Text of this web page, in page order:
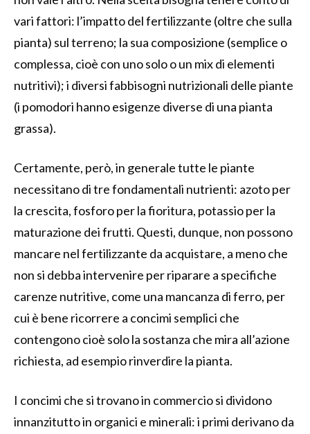
vari fattori: l’impatto del fertilizzante (oltre che sulla
pianta) sul terreno; la sua composizione (semplice o
complessa, cioè con uno solo o un mix di elementi
nutritivi); i diversi fabbisogni nutrizionali delle piante
(i pomodori hanno esigenze diverse di una pianta
grassa).
Certamente, però, in generale tutte le piante
necessitano di tre fondamentali nutrienti: azoto per
la crescita, fosforo per la fioritura, potassio per la
maturazione dei frutti. Questi, dunque, non possono
mancare nel fertilizzante da acquistare, a meno che
non si debba intervenire per riparare a specifiche
carenze nutritive, come una mancanza di ferro, per
cui è bene ricorrere a concimi semplici che
contengono cioè solo la sostanza che mira all’azione
richiesta, ad esempio rinverdire la pianta.
I concimi che si trovano in commercio si dividono
innanzitutto in organici e minerali: i primi derivano da